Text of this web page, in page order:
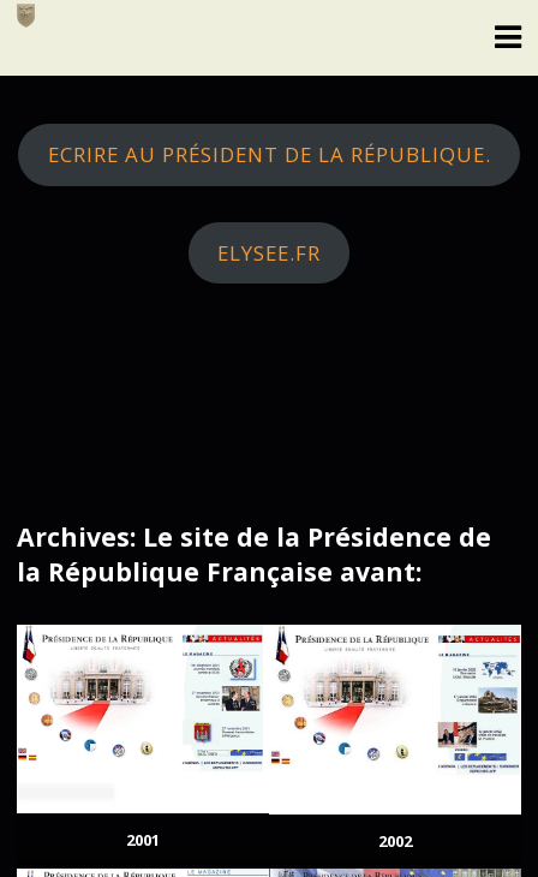
Skip
ECRIRE AU PRÉSIDENT DE LA RÉPUBLIQUE.
ELYSEE.FR
Archives: Le site de la Présidence de
la République Française avant:
2001 2002